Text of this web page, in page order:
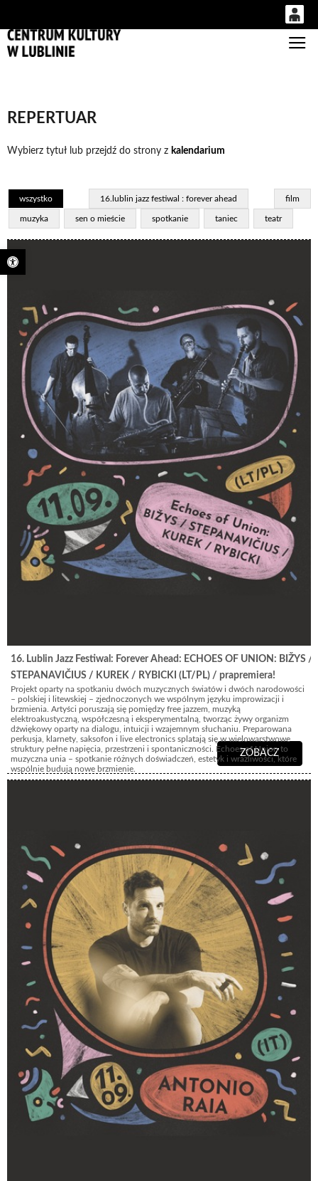
Otwórz pasek narzędzi
0,00
REPERTUAR
Wybierz tytuł lub przejdź do strony z kalendarium
wszystko 16.lublin jazz festiwal : forever ahead film
muzyka sen o mieście spotkanie taniec teatr
16. Lublin Jazz Festiwal: Forever Ahead: ECHOES OF UNION: BIŽYS /
STEPANAVIČIUS / KUREK / RYBICKI (LT/PL) / prapremiera!
Projekt oparty na spotkaniu dwóch muzycznych światów i dwóch narodowości
– polskiej i litewskiej – zjednoczonych we wspólnym języku improwizacji i
brzmienia. Artyści poruszają się pomiędzy free jazzem, muzyką
elektroakustyczną, współczesną i eksperymentalną, tworząc żywy organizm
dźwiękowy oparty na dialogu, intuicji i wzajemnym słuchaniu. Preparowana
perkusja, klarnety, saksofon i live electronics splatają się w wielowarstwowe
struktury pełne napięcia, przestrzeni i spontaniczności. Echoes of Union to
muzyczna unia – spotkanie różnych doświadczeń, estetyk i wrażliwości, które
wspólnie budują nowe brzmienie.
ZOBACZ